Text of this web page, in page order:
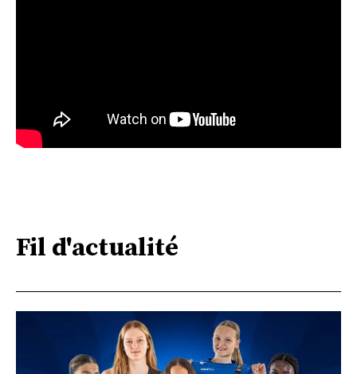
Fil d'actualité